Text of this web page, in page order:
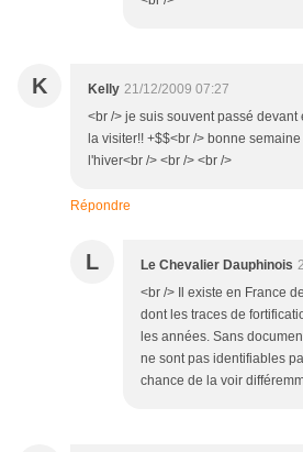
K Kelly 21/12/2009 07:27
<br /> je suis souvent passé devant
la visiter!! +$$<br /> bonne
l'hiver<br /> <br /> <br />
Répondre
L Le Chevalier Dauphinois
<br /> Il existe en France
dont les traces de
les années. Sans
ne sont pas identifiables
chance de la voir